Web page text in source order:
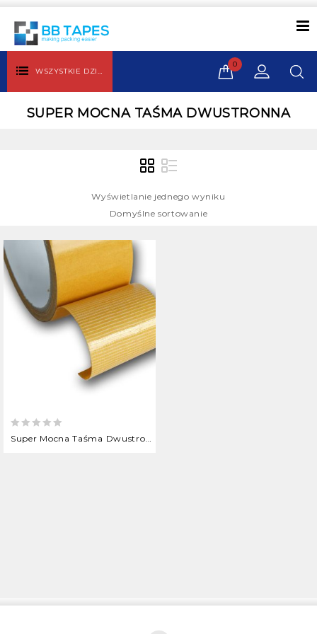
WSZYSTKIE DZIAŁY
0
SUPER MOCNA TAŚMA DWUSTRONNA
Wyświetlanie jednego wyniku
Domyślne sortowanie
0
Super Mocna Taśma Dwustronna Zbrojona